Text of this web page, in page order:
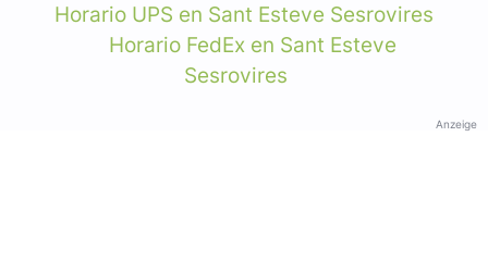
Horario UPS en Sant Esteve Sesrovires
Horario FedEx en Sant Esteve
Sesrovires
Anzeige